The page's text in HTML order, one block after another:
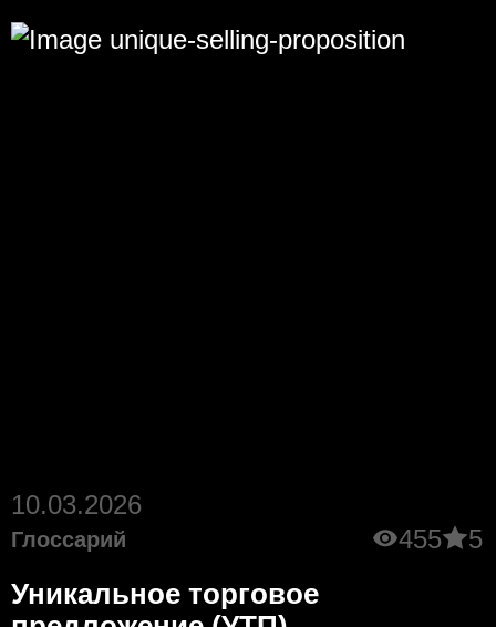
10.03.2026
Глоссарий 455 5
Уникальное торговое